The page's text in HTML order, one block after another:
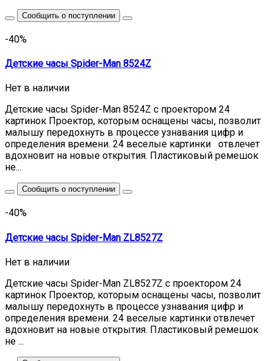
Сообщить о поступлении
-40%
Детские часы Spider-Man 8524Z
Нет в наличии
Детские часы Spider-Man 8524Z с проектором 24
картинок Проектор, которым оснащены часы, позволит
малышу передохнуть в процессе узнавания цифр и
определения времени. 24 веселые картинки отвлечет
вдохновит на новые открытия. Пластиковый ремешок
не...
Сообщить о поступлении
-40%
Детские часы Spider-Man ZL8527Z
Нет в наличии
Детские часы Spider-Man ZL8527Z с проектором 24
картинок Проектор, которым оснащены часы, позволит
малышу передохнуть в процессе узнавания цифр и
определения времени. 24 веселые картинки отвлечет
вдохновит на новые открытия. Пластиковый ремешок
не ...